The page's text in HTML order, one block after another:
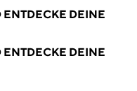
ENTDECKE DEINE
ENTDECKE DEINE